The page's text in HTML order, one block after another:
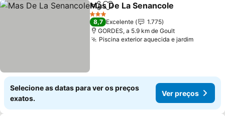
PartilharAdicionar aos favoritos
Mas De La Senancole
3 Estrelas
8,7 Excelente
1.775
GORDES, a 5.9 km de Goult
Piscina exterior aquecida e jardimVer
Selecione as datas para ver os preços
exatos.
Ver preços